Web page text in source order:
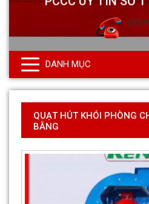
DANH MỤC
QUẠT HÚT KHÓI PHÒNG
BẰNG